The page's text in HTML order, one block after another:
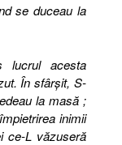
se duceau la
acesta
În sfârşit, S-
la masă ;
inimii
ce-L văzuseră